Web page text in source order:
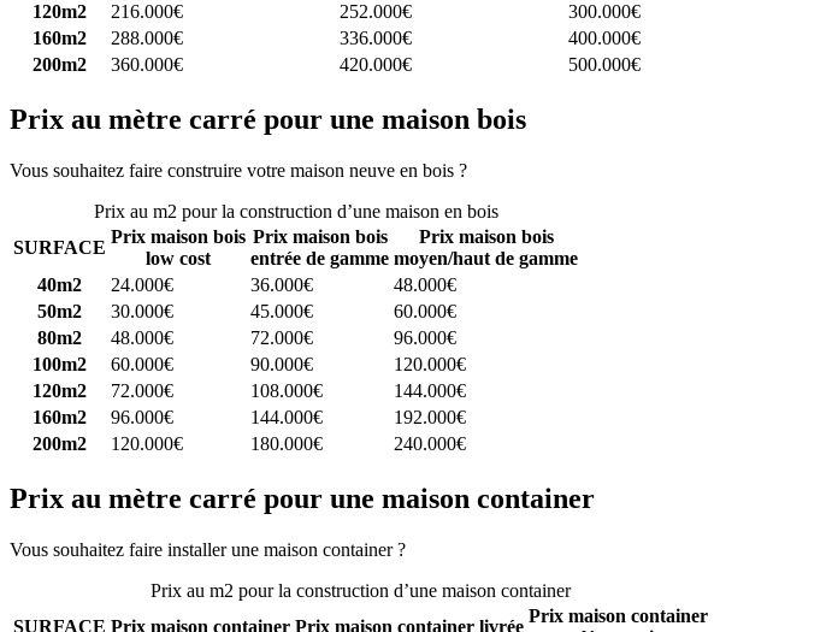
120m2
216.000€ 252.000€
300.000€
160m2
288.000€ 336.000€
400.000€
200m2
360.000€ 420.000€ 500.000€
Prix au mètre carré pour une maison bois
Vous souhaitez faire construire votre maison neuve en bois ?
Prix au m2 pour la construction d’une maison en bois
SURFACE
Prix maison bois
low cost
Prix maison bois
entrée de gamme
Prix maison bois
moyen/haut de gamme
40m2
24.000€ 36.000€
48.000€
50m2
30.000€ 45.000€
60.000€
80m2
48.000€ 72.000€
96.000€
100m2
60.000€ 90.000€
120.000€
120m2
72.000€ 108.000€
144.000€
160m2
96.000€ 144.000€
192.000€
200m2
120.000€ 180.000€ 240.000€
Prix au mètre carré pour une maison container
Vous souhaitez faire installer une maison container ?
Prix au m2 pour la construction d’une maison container
SURFACE Prix maison container Prix maison container livrée
Prix maison container